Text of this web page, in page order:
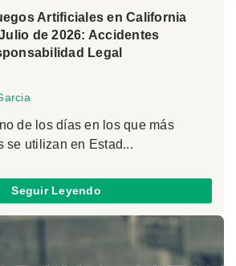
Artificiales en California
de 2026: Accidentes
Legal
de los días en los que más
se utilizan en Estad...
Seguir Leyendo